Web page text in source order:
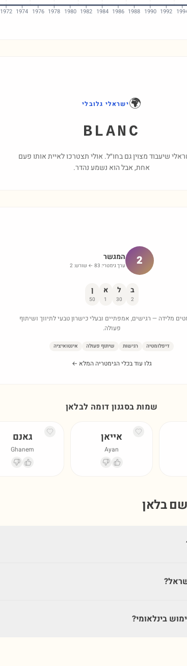
1972 1974 1976 1978 1980 1982 1984 1986 1988 1990 1992
🌍ישראלי גלובלי
BLANC
שיעבוד מצוין גם בחו״ל. אולי תצטרכו לאיית אותו פעם
אחת, אבל הוא נשמע נהדר.
2 המגשר
ערך גימטרי: 83 ← שורש:2
ב
2
ל
30
א
1
ן
50
מלידה — רגישים, אמפתיים ובעלי כישרון טבעי לתיווך ושיתוף
פעולה.
דיפלומטיה רגישות שיתוף פעולה אינטואיציה
גלו עוד בכלי הגימטריה המלא ←
שמות בסגנון דומה לבלאן
אייאן
Ayan
גאנם
Ghanem
בלאן
בינלאומי?